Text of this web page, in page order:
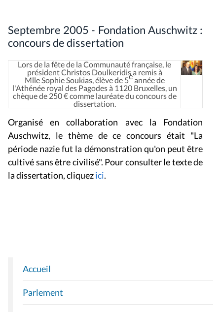
Septembre 2005 - Fondation Auschwitz :
concours de dissertation
Lors de la fête de la Communauté française, le
président Christos Doulkeridis a remis à
Mlle Sophie Soukias, élève de 5eannée de
l'Athénée royal des Pagodes à 1120 Bruxelles, un
chèque de 250 € comme lauréate du concours de
dissertation.
Organisé en collaboration avec la Fondation
Auschwitz, le thème de ce concours était "La
période nazie fut la démonstration qu'on peut être
cultivé sans être civilisé". Pour consulter le texte de
la dissertation, cliquezici.
N
A
V
Accueil
Parlement